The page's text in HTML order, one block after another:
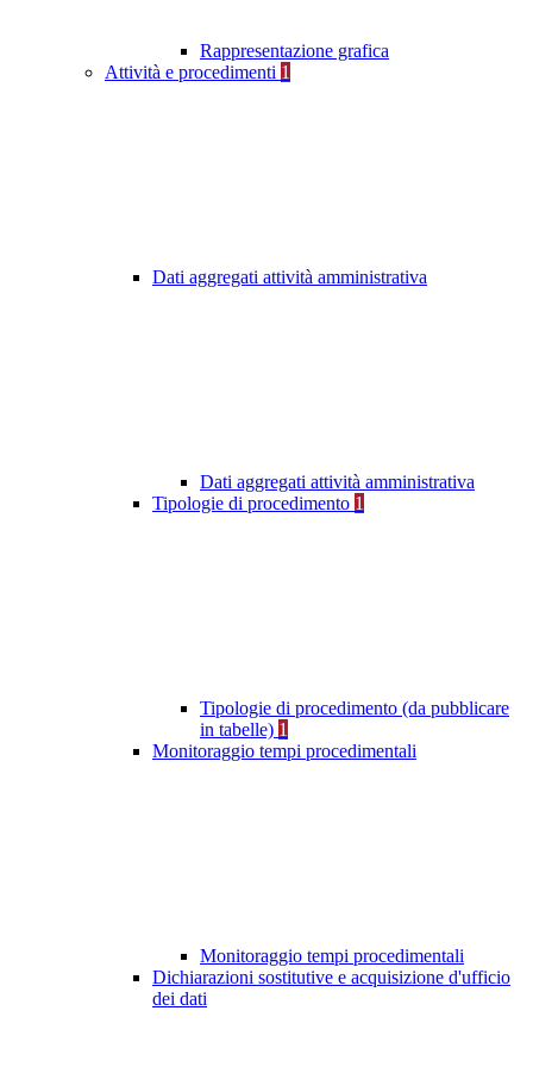
Rappresentazione grafica
Attività e procedimenti 1
Dati aggregati attività amministrativa
Dati aggregati attività amministrativa
Tipologie di procedimento 1
Tipologie di procedimento (da pubblicare
in tabelle) 1
Monitoraggio tempi procedimentali
Monitoraggio tempi procedimentali
Dichiarazioni sostitutive e acquisizione d'ufficio
dei dati